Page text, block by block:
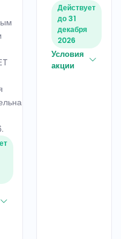
Действует
до 31
декабря
2026
Условия
акции